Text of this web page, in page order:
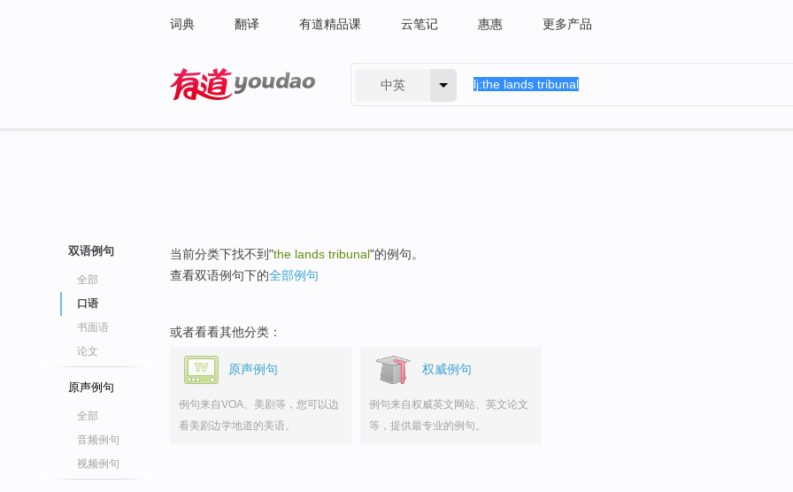
词典 翻译 有道精品课 云笔记 惠惠 更多产品
中英
双语例句
全部
口语
书面语
论文
原声例句
全部
音频例句
视频例句
当前分类下找不到"the lands tribunal"的例句。
查看双语例句下的全部例句
或者看看其他分类：
原声例句
例句来自VOA、美剧等，您可以边
看美剧边学地道的美语。
权威例句
例句来自权威英文网站、英文论文
等，提供最专业的例句。